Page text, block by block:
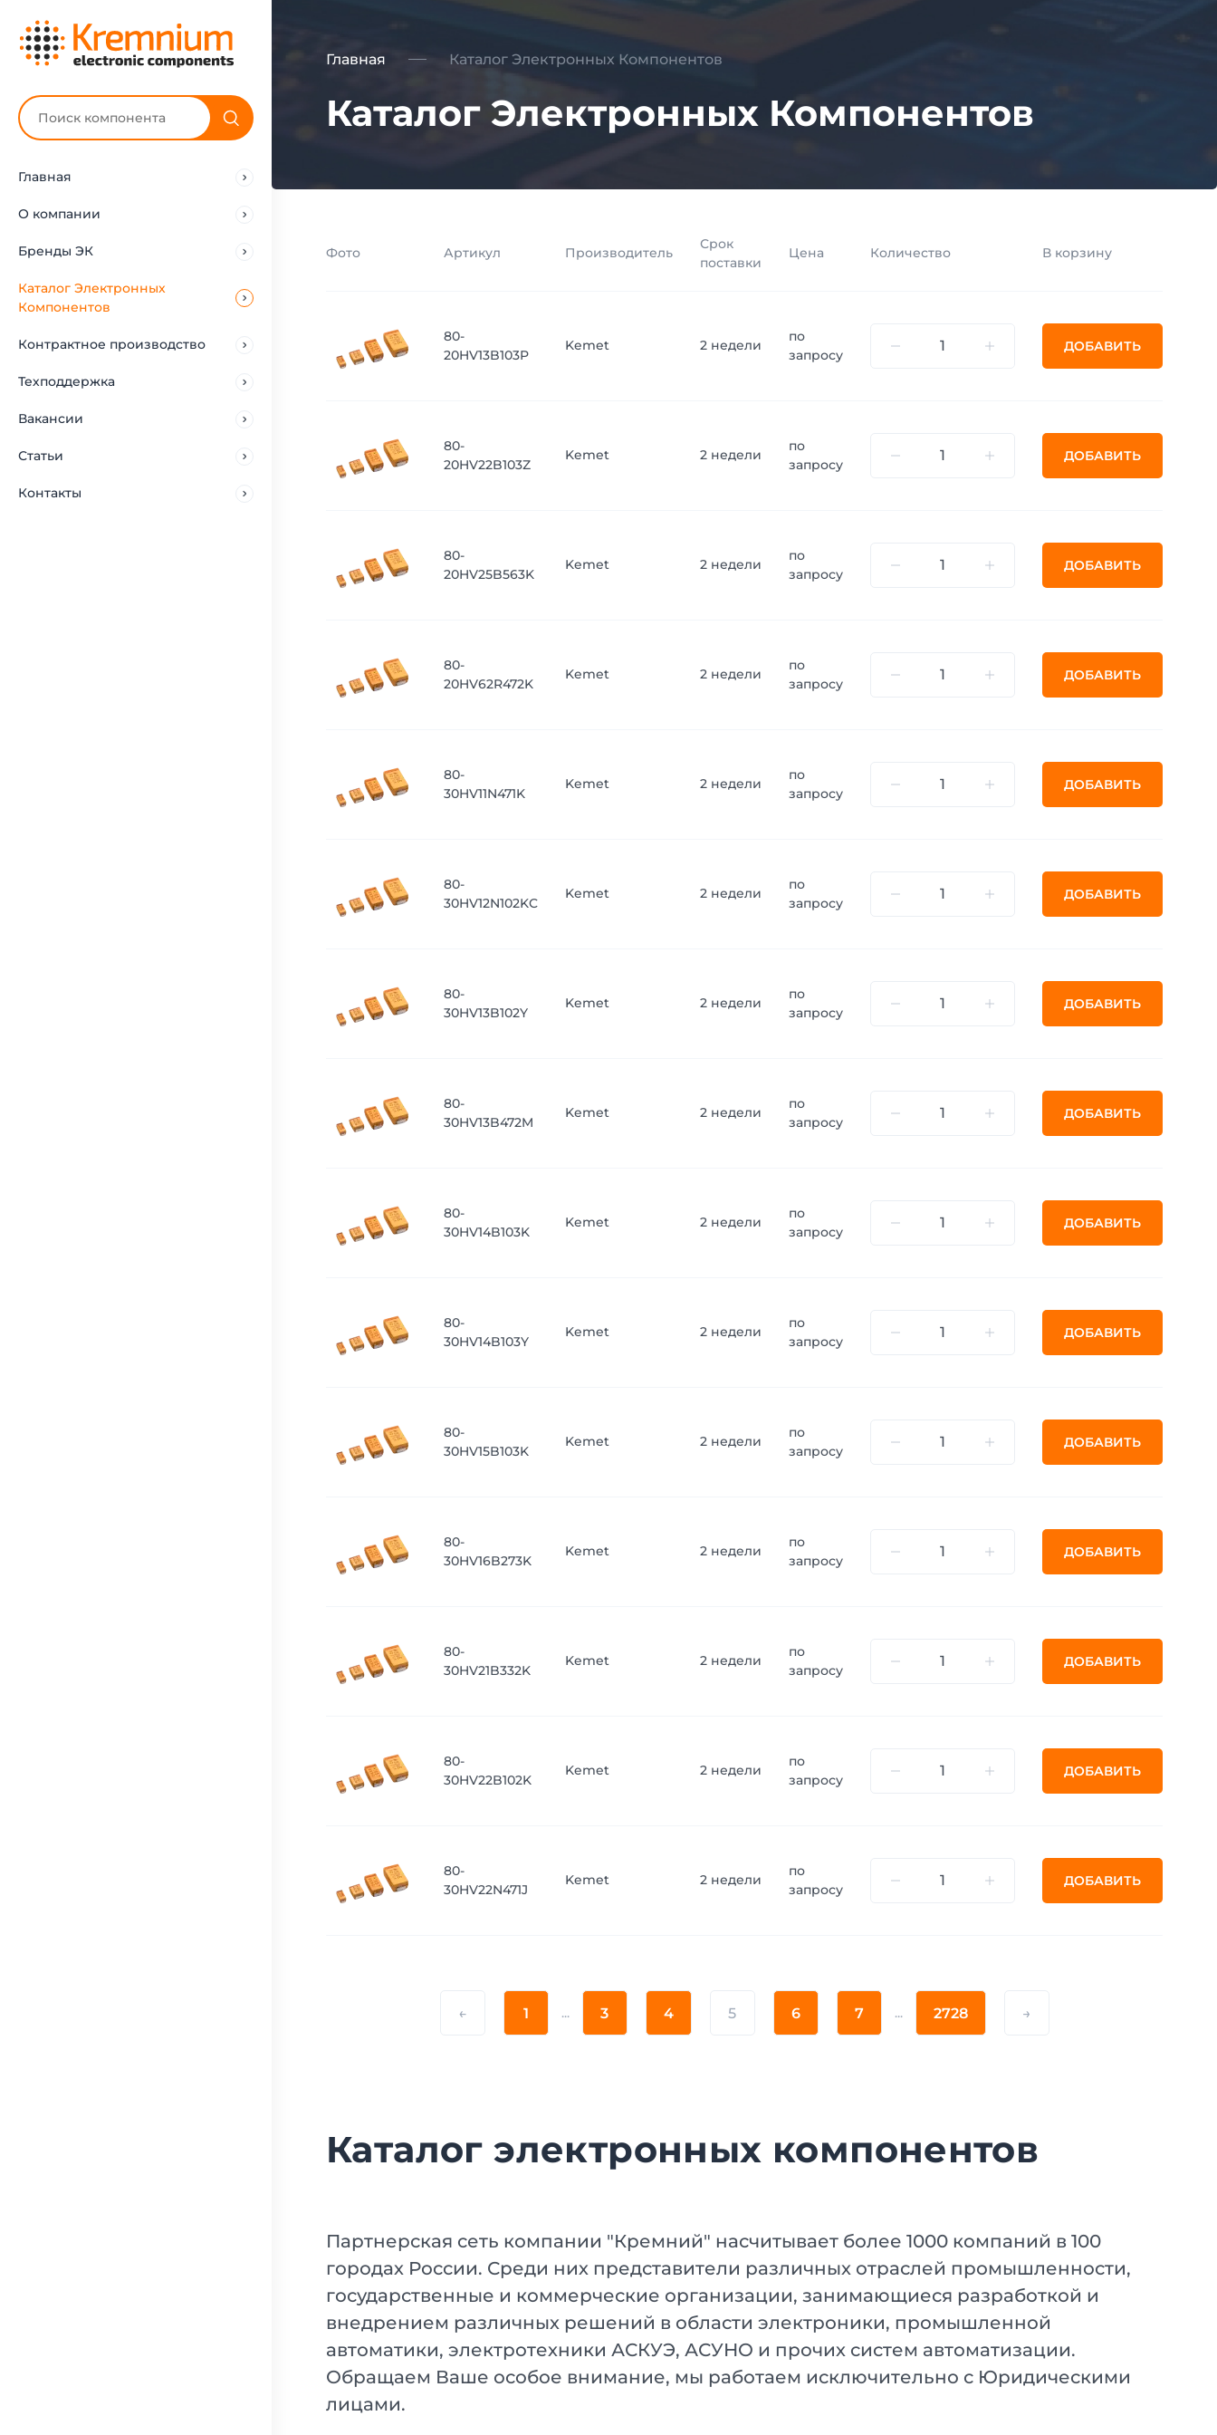
Главная
О компании
Бренды ЭК
Каталог Электронных
Компонентов
Контрактное производство
Техподдержка
Вакансии
Статьи
Контакты
Главная Каталог Электронных Компонентов
Каталог Электронных Компонентов
Фото Артикул Производитель
Срок
поставки
Цена Количество В корзину
80-
20HV13B103P
Kemet 2 недели
по
запросу
ДОБАВИТЬ
80-
20HV22B103Z
Kemet 2 недели
по
запросу
ДОБАВИТЬ
80-
20HV25B563K
Kemet 2 недели
по
запросу
ДОБАВИТЬ
80-
20HV62R472K
Kemet 2 недели
по
запросу
ДОБАВИТЬ
80-
30HV11N471K
Kemet 2 недели
по
запросу
ДОБАВИТЬ
80-
30HV12N102KC
Kemet 2 недели
по
запросу
ДОБАВИТЬ
80-
30HV13B102Y
Kemet 2 недели
по
запросу
ДОБАВИТЬ
80-
30HV13B472M
Kemet 2 недели
по
запросу
ДОБАВИТЬ
80-
30HV14B103K
Kemet 2 недели
по
запросу
ДОБАВИТЬ
80-
30HV14B103Y
Kemet 2 недели
по
запросу
ДОБАВИТЬ
80-
30HV15B103K
Kemet 2 недели
по
запросу
ДОБАВИТЬ
80-
30HV16B273K
Kemet 2 недели
по
запросу
ДОБАВИТЬ
80-
30HV21B332K
Kemet 2 недели
по
запросу
ДОБАВИТЬ
80-
30HV22B102K
Kemet 2 недели
по
запросу
ДОБАВИТЬ
80-
30HV22N471J
Kemet 2 недели
по
запросу
ДОБАВИТЬ
← 1 ... 3 4 5 6 7 ... 2728 →
Каталог электронных компонентов
Партнерская сеть компании "Кремний" насчитывает более 1000 компаний в 100
городах России. Среди них представители различных отраслей промышленности,
государственные и коммерческие организации, занимающиеся разработкой и
внедрением различных решений в области электроники, промышленной
автоматики, электротехники АСКУЭ, АСУНО и прочих систем автоматизации.
Обращаем Ваше особое внимание, мы работаем исключительно с Юридическими
лицами.